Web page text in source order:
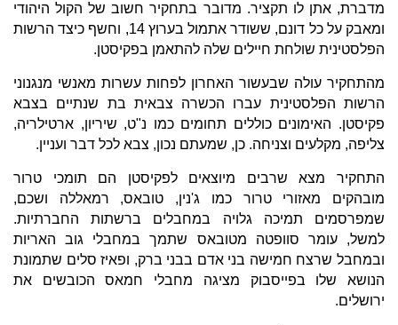
מדברת, אתן לו תקציר. מדובר בתחקיר חשוב של הקול היהודי
ומאבק על כל דונם, ששודר אתמול בערוץ 14, וחשף כיצד הרשות
הפלסטינית שולחת חיילים שלה להתאמן בפקיסטן.
מהתחקיר עולה שבעשור האחרון לפחות עשרות מאנשי מנגנוני
הרשות הפלסטינית עברו הכשרה צבאית בת שנתיים בצבא
פקיסטן. האימונים כוללים תחומים כמו נ"ט, שיריון, ארטילריה,
צליפה, מקלעים וצניחה. כן, שמעתם נכון, צבא לכל דבר ועניין.
התחקיר מצא שרבים מיוצאים לפקיסטן הם תומכי טרור
מובהקים מאזורי טרור כמו ג'נין, טובאס, רמאללה ושכם,
שמפרסמים תמיכה גלויה במחבלים ברשתות החברתיות.
למשל, עומר סוופטה מטובאס שתמך במחבלי גוב האריות
ובמחבל שרצח חמישה בני אדם בבני ברק, ופאיז סלים שתמונת
הנושא שלו בפייסבוק מציגה מחבלי חמאס הכובשים את
ירושלים.